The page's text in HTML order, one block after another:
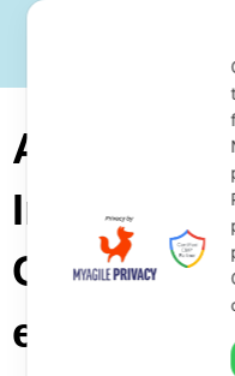
Azienda
Industriale
Cosa
e Come